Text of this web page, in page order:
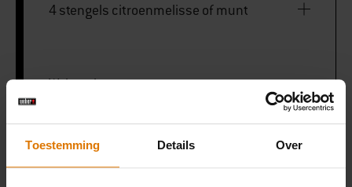
Toestemming Details Over
4 stengels citroenmelisse of munt
Weber pizzasteen
PRINT THIS LIST